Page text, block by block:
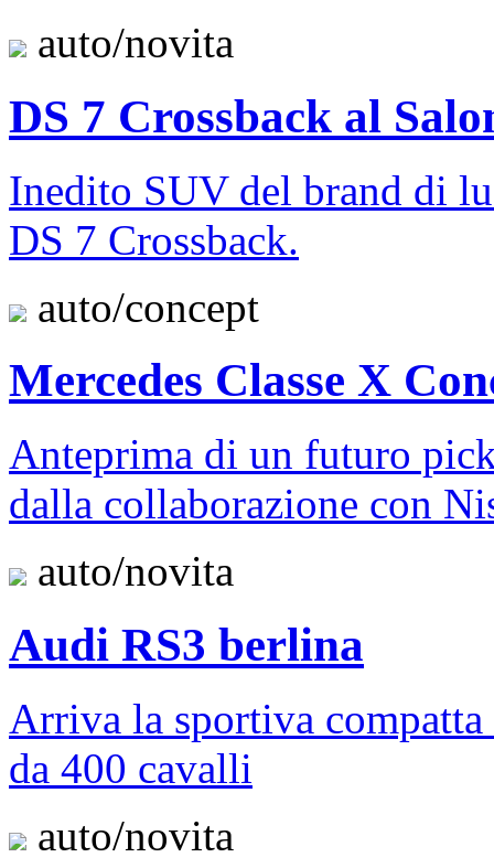
auto/novita
DS 7 Crossback al
Inedito SUV del brand di
DS 7 Crossback.
auto/concept
Mercedes Classe X
Anteprima di un futuro
dalla collaborazione con
auto/novita
Audi RS3 berlina
Arriva la sportiva
da 400 cavalli
auto/novita